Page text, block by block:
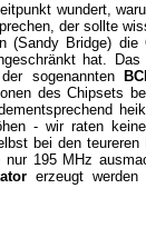
wundert,
der sollte
(Sandy Bridge)
hat.
sogenannten
des Chipsets
- wir raten
bei den teureren
nur 195 MHz
erzeugt